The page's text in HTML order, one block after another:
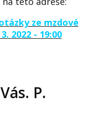
ze mzdové
2022 - 19:00
P.